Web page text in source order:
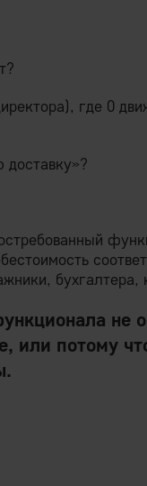
где 0
не
или потому